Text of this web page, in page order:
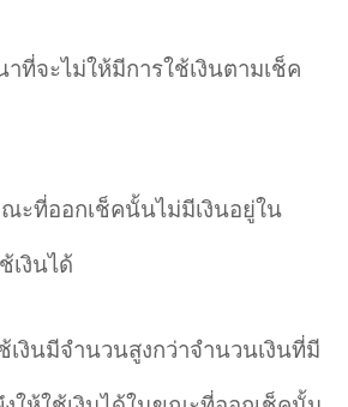
าที่จะไม่ให้มีการใช้เงินตามเช็ค
ะที่ออกเช็คนั้นไม่มีเงินอยู่ใน
งินได้
เงินมีจำนวนสูงกว่าจำนวนเงินที่มี